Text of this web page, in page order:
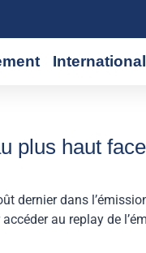
International
plus haut
dernier dans
au replay de